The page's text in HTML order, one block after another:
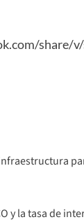
share/
y la tasa de